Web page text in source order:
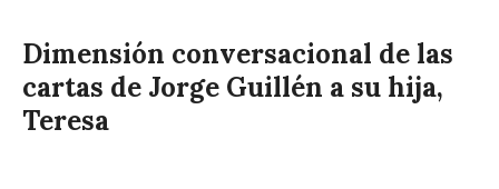
Dimensión conversacional de las
cartas de Jorge Guillén a su hija,
Teresa